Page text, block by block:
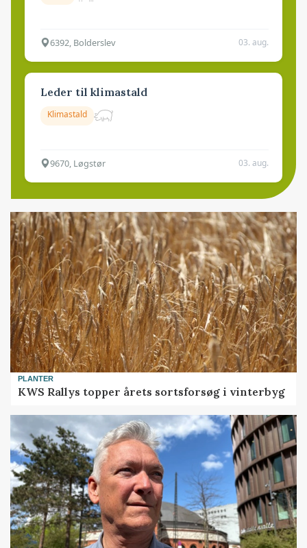
6392, Bolderslev 03. aug.
Leder til klimastald
Klimastald
9670, Løgstør 03. aug.
PLANTER
KWS Rallys topper årets sortsforsøg i vinterbyg